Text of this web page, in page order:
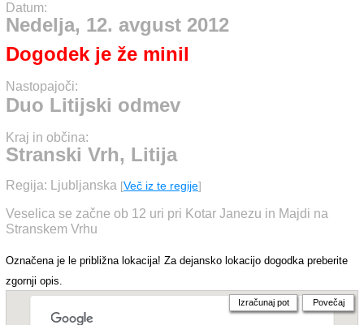
Datum:
Nedelja, 12. avgust 2012
Dogodek je že minil
Nastopajoči:
Duo Litijski odmev
Kraj in občina:
Stranski Vrh, Litija
Regija: Ljubljanska [Več iz te regije]
Veselica se začne ob 12 uri pri Kotar Janezu in Majdi na
Stranskem Vrhu
Označena je le približna lokacija! Za dejansko lokacijo dogodka preberite
zgornji opis.
Izračunaj pot Povečaj